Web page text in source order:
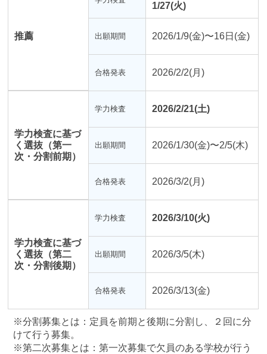
推薦
1/27(火)
出願期間 2026/1/9(金)〜16日(金)
合格発表 2026/2/2(月)
学力検査に基づ
く選抜（第一
次・分割前期）
学力検査 2026/2/21(土)
出願期間 2026/1/30(金)〜2/5(木)
合格発表 2026/3/2(月)
学力検査に基づ
く選抜（第二
次・分割後期）
学力検査 2026/3/10(火)
出願期間 2026/3/5(木)
合格発表 2026/3/13(金)
※分割募集とは：定員を前期と後期に分割し、２回に分
けて行う募集。
※第二次募集とは：第一次募集で欠員のある学校が行う